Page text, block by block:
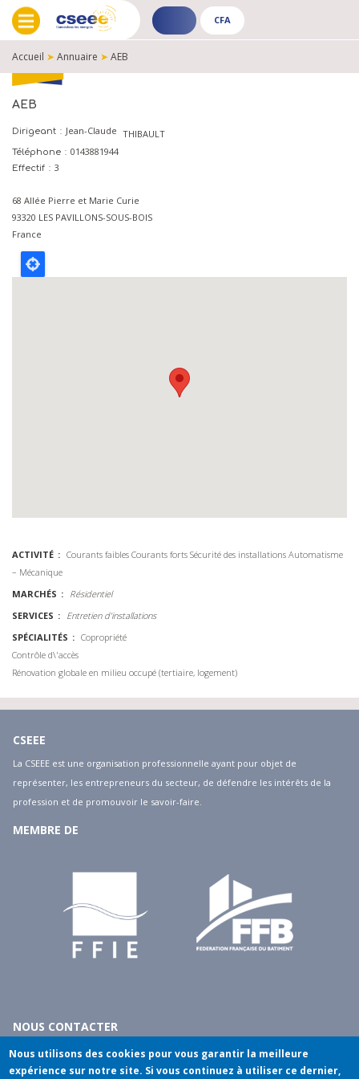
ADHÉRENT
PUBLIC
CFA
PUBLIC
CFA
FIL
Accueil ➤Annuaire ➤AEB
AEB
Dirigeant Jean-Claude THIBAULT
Téléphone 0143881944
Effectif 3
68 Allée Pierre et Marie Curie
93320 LES PAVILLONS-SOUS-BOIS
France
ACTIVITÉ Courants faibles Courants forts Sécurité des installations Automatisme
– Mécanique
MARCHÉS
Résidentiel
SERVICES
Entretien d'installations
SPÉCIALITÉS
Copropriété
Contrôle d\'accès
Rénovation globale en milieu occupé (tertiaire, logement)
CSEEE
La CSEEE est une organisation professionnelle ayant pour objet de
représenter, les entrepreneurs du secteur, de défendre les intérêts de la
profession et de promouvoir le savoir-faire.
MEMBRE DE
NOUS CONTACTER
10 rue du débarcadère - 75017 Paris
tél: 01.40.55.14.00
Nous utilisons des cookies pour vous garantir la meilleure
expérience sur notre site. Si vous continuez à utiliser ce dernier,